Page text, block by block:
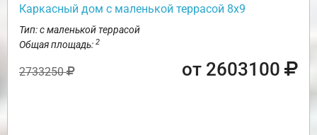
Каркасный дом с маленькой террасой 8х9
Тип: с маленькой террасой
Общая площадь: 2
2733250 от 2603100